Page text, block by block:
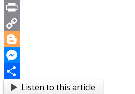
X
Print
Copy
Link
Blogger
Messenger
ShareListen to this article